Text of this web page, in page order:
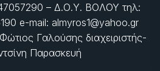
– Δ.Ο.Υ. ΒΟΛΟΥ τηλ:
e-mail: almyros1@yahoo.gr
Γαλούσης διαχειριστής-
Παρασκευή